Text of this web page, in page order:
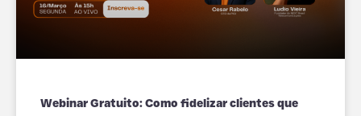
Webinar Gratuito: Como fidelizar clientes que